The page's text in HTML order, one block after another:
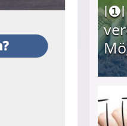
I❶I
20 seriöse Möglichkeiten